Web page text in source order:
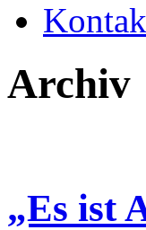
Archiv
„Es ist